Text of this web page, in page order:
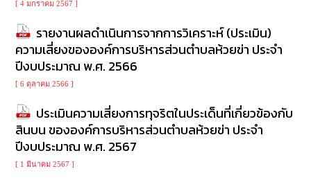
[ 4 มกราคม 2567 ]
รายงานผลดำเนินการจากการวิเคราะห์ (ประเมิน)
ความเสี่ยงขององค์การบริหารส่วนตำบลห้วยข่า ประจำ
ปีงบประมาณ พ.ศ. 2566
[ 6 ตุลาคม 2566 ]
ประเมินความเสี่ยงการทุจริตในประเด็นที่เกี่ยวข้องกับ
สินบน ขององค์การบริหารส่วนตำบลห้วยข่า ประจำ
ปีงบประมาณ พ.ศ. 2567
[ 1 มีนาคม 2567 ]